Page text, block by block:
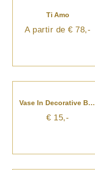
Ti Amo
A partir de € 78,-
Vase In Decorative Box - Small
€ 15,-